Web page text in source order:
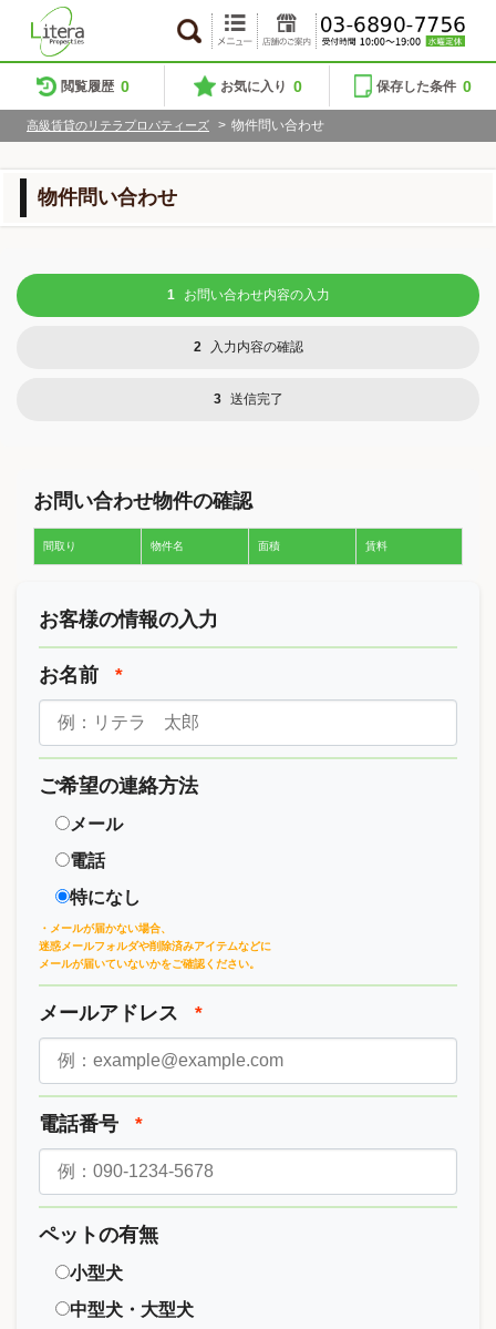
閲覧履歴 0 お気に入り 0 保存した条件 0
高級賃貸のリテラプロパティーズ > 物件問い合わせ
物件問い合わせ
1 お問い合わせ内容の入力
2 入力内容の確認
3 送信完了
お問い合わせ物件の確認
間取り 物件名 面積 賃料
お客様の情報の入力
お名前 *
ご希望の連絡方法
メール
電話
特になし
・メールが届かない場合、
迷惑メールフォルダや削除済みアイテムなどに
メールが届いていないかをご確認ください。
メールアドレス *
電話番号 *
ペットの有無
小型犬
中型犬・大型犬